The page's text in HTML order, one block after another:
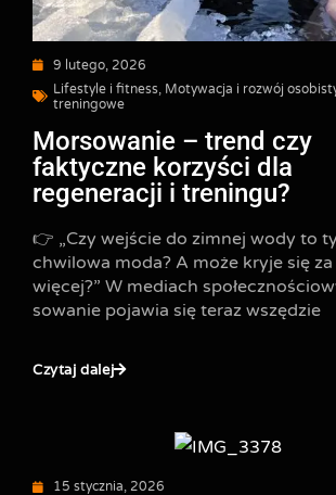
9 lutego, 2026
Lifestyle i fitness, Motywacja i rozwój
treningowe
Morsowanie – trend czy
faktyczne korzyści dla
regeneracji i treningu?
👉 „Czy wejście do zimnej wody to
chwilowa moda? A może kryje się
więcej?” W mediach
sowa­nie pojawia się teraz wszędzie
Czytaj dalej
15 stycznia, 2026